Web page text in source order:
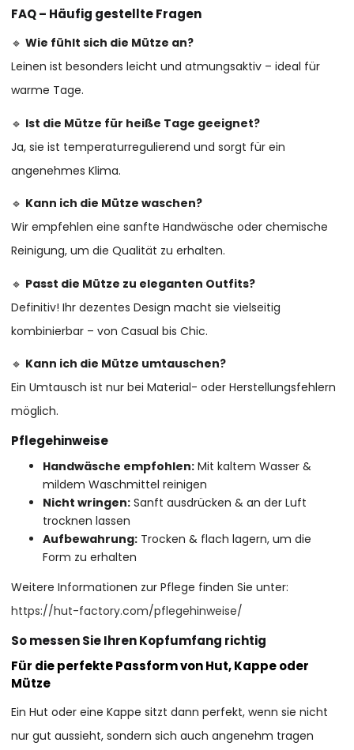
FAQ – Häufig gestellte Fragen
🔹Wie fühlt sich die Mütze an?
Leinen ist besonders leicht und atmungsaktiv – ideal für
warme Tage.
🔹 Ist die Mütze für heiße Tage geeignet?
Ja, sie ist temperaturregulierend und sorgt für ein
angenehmes Klima.
🔹 Kann ich die Mütze waschen?
Wir empfehlen eine sanfte Handwäsche oder chemische
Reinigung, um die Qualität zu erhalten.
🔹 Passt die Mütze zu eleganten Outfits?
Definitiv! Ihr dezentes Design macht sie vielseitig
kombinierbar – von Casual bis Chic.
🔹 Kann ich die Mütze umtauschen?
Ein Umtausch ist nur bei Material- oder Herstellungsfehlern
möglich.
Pflegehinweise
Handwäsche empfohlen: Mit kaltem Wasser &
mildem Waschmittel reinigen
Nicht wringen: Sanft ausdrücken & an der Luft
trocknen lassen
Aufbewahrung: Trocken & flach lagern, um die
Form zu erhalten
Weitere Informationen zur Pflege finden Sie unter:
https://hut-factory.com/pflegehinweise/
So messen Sie Ihren Kopfumfang richtig
Für die perfekte Passform von Hut, Kappe oder
Mütze
Ein Hut oder eine Kappe sitzt dann perfekt, wenn sie nicht
nur gut aussieht, sondern sich auch angenehm tragen